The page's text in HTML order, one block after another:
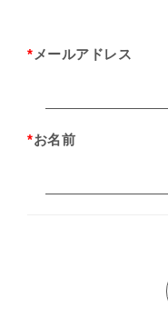
* メールアドレス
*お名前